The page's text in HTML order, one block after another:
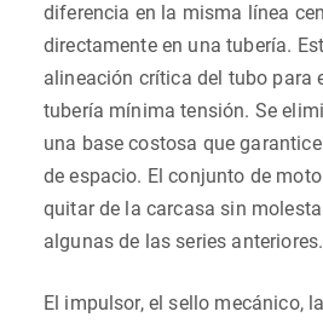
diferencia en la misma línea
directamente en una tubería.
alineación crítica del tubo para
tubería mínima tensión. Se
una base costosa que
de espacio. El conjunto de
quitar de la carcasa sin
algunas de las series anteriores.
El impulsor, el sello mecánico,